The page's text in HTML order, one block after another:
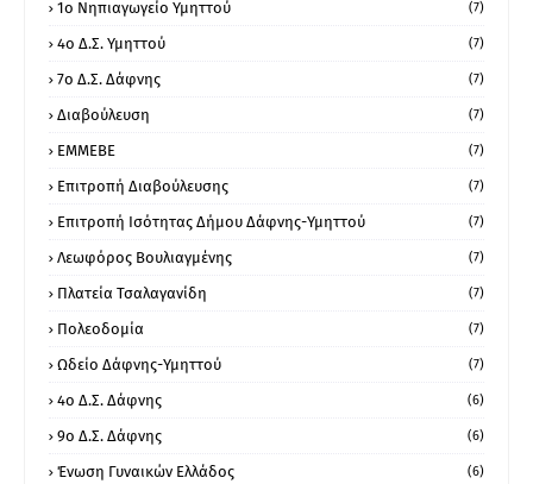
1ο Νηπιαγωγείο Υμηττού (7)
4ο Δ.Σ. Υμηττού (7)
7ο Δ.Σ. Δάφνης (7)
Διαβούλευση (7)
ΕΜΜΕΒΕ (7)
Επιτροπή Διαβούλευσης (7)
Επιτροπή Ισότητας Δήμου Δάφνης-Υμηττού (7)
Λεωφόρος Βουλιαγμένης (7)
Πλατεία Τσαλαγανίδη (7)
Πολεοδομία (7)
Ωδείο Δάφνης-Υμηττού (7)
4ο Δ.Σ. Δάφνης (6)
9ο Δ.Σ. Δάφνης (6)
Ένωση Γυναικών Ελλάδος (6)